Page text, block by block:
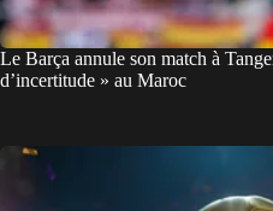
Le Barça annule son match à
d’incertitude » au Maroc